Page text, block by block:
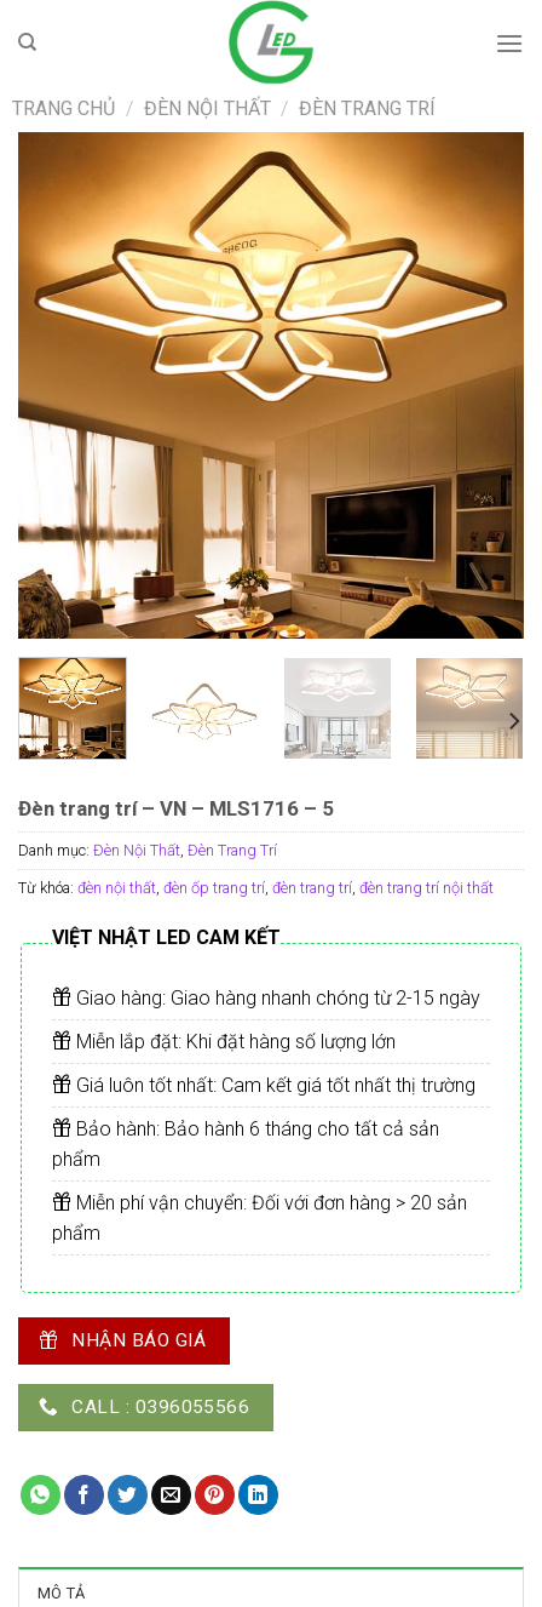
TRANG CHỦ / ĐÈN NỘI THẤT / ĐÈN TRANG TRÍ
Đèn trang trí – VN – MLS1716 – 5
Danh mục: Đèn Nội Thất, Đèn Trang Trí
Từ khóa: đèn nội thất, đèn ốp trang trí, đèn trang trí, đèn trang trí nội thất
VIỆT NHẬT LED CAM KẾT
Giao hàng: Giao hàng nhanh chóng từ 2-15 ngày
Miễn lắp đặt: Khi đặt hàng số lượng lớn
Giá luôn tốt nhất: Cam kết giá tốt nhất thị trường
Bảo hành: Bảo hành 6 tháng cho tất cả sản
phẩm
Miễn phí vận chuyển: Đối với đơn hàng > 20 sản
phẩm
NHẬN BÁO GIÁ
CALL : 0396055566
MÔ TẢ